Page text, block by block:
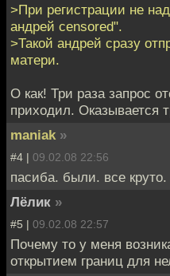
>При регистрации не
андрей censored".
>Такой андрей сразу
матери.
О как! Три раза запрос
приходил. Оказывается
maniak »
#4 | 09.02.08 22:56
пасиба. были. все круто.
Лёлик »
#5 | 09.02.08 22:57
Почему то у меня
открытием границ для